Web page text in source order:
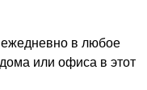
в любое
или офиса в этот